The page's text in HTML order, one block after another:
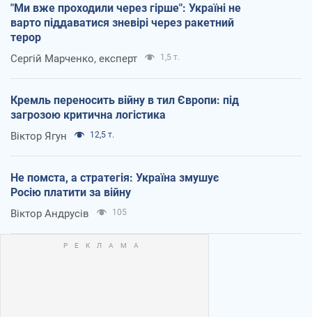
"Ми вже проходили через гірше": Україні не
варто піддаватися зневірі через ракетний
терор
Сергій Марченко, експерт 1,5 т.
Кремль переносить війну в тил Європи: під
загрозою критична логістика
Віктор Ягун 12,5 т.
Не помста, а стратегія: Україна змушує
Росію платити за війну
Віктор Андрусів 105